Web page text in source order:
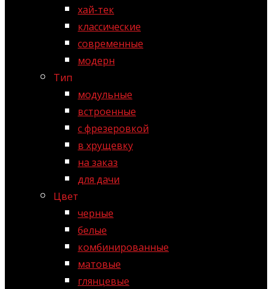
хай-тек
классические
современные
модерн
Тип
модульные
встроенные
с фрезеровкой
в хрущевку
на заказ
для дачи
Цвет
черные
белые
комбинированные
матовые
глянцевые